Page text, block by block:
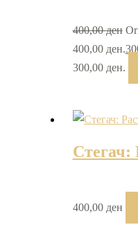
400,00ден
400,00 ден.
300,00 ден.
Стегач:
400,00 ден